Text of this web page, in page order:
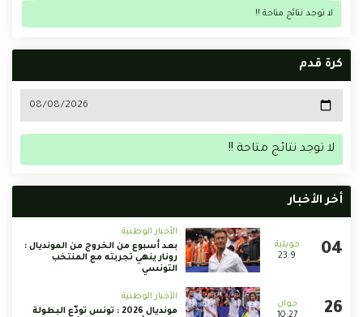
لا توجد نتائج متاحة !!
كرة قدم
لا توجد نتائج متاحة !!
أخر الأخبار
23:9
الأخبار الوطنية
بعد أسبوع من الخروج من المونديال :
رونار ينهي تجربته مع المنتخب
التونسي
الأخبار الوطنية
مونديال 2026 : تونس تودّع البطولة